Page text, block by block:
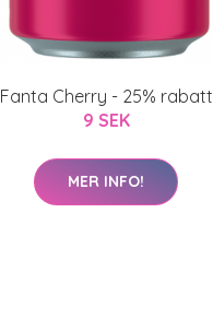
Fanta Cherry - 25% rabatt
9 SEK
MER INFO!